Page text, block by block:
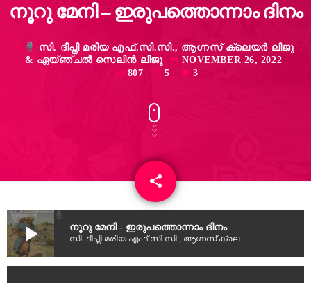
നൂറു മേനി – ഇരുപത്തൊന്നാം ദിനം
mic
സി. ദീപ്തി മരിയ എഫ്.സി.സി., ആഗ്നസ് ക്ലെയർ ലിജു
& ഏയ്ഞ്ചൽ സെലിൻ ലിജു
today NOVEMBER 26, 2022
807
5 3
share
email
play_arrow നൂറു മേനി - ഇരുപത്തൊന്നാം ദിനം
സി. ദീപ്തി മരിയ എഫ്.സി.സി., ആഗ്നസ് ക്ലെയർ ലിജു & ഏയ്ഞ്ചൽ സെലിൻ ലിജു